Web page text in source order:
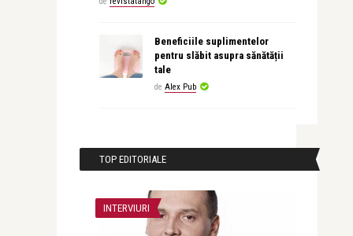
Beneficiile suplimentelor
pentru slăbit asupra sănătății
tale
de Alex Pub
TOP EDITORIALE
INTERVIURI